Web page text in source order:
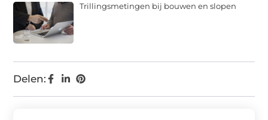
Delen:
Trillingsmetingen bij bouwen en slopen